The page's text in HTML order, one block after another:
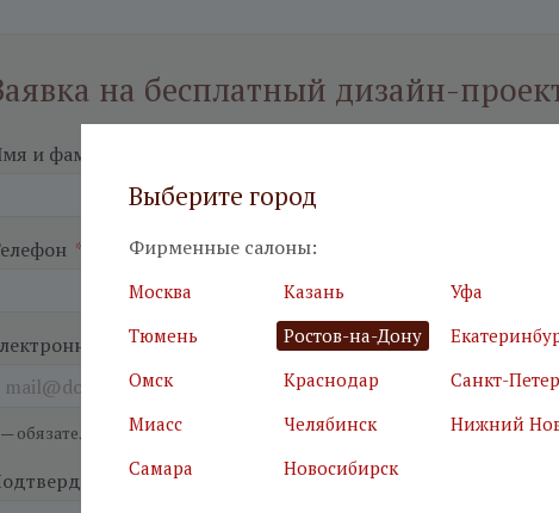
на бесплатный дизайн-
и фамилия
*
почта*
— обязательные поля
что вы не робот
Выберите город
Фирменные салоны:
Москва Казань
Уфа
Тюмень
Ростов-на-Дону
Омск
Краснодар
Санкт-
Миасс
Челябинск
Нижний
Самара
Новосибирск